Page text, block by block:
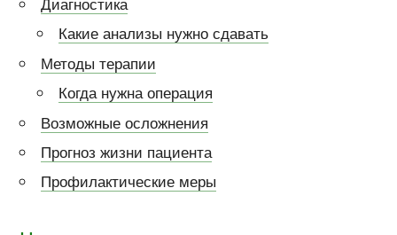
Какие анализы нужно сдавать
Методы терапии
Когда нужна операция
Возможные осложнения
Прогноз жизни пациента
Профилактические меры